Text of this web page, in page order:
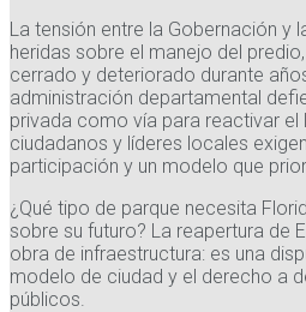
La tensión entre la Gobernación y
heridas sobre el manejo del
cerrado y deteriorado durante
administración departamental
privada como vía para reactivar el
ciudadanos y líderes locales
participación y un modelo que
¿Qué tipo de parque necesita
sobre su futuro? La reapertura de
obra de infraestructura: es una
modelo de ciudad y el derecho a
públicos.